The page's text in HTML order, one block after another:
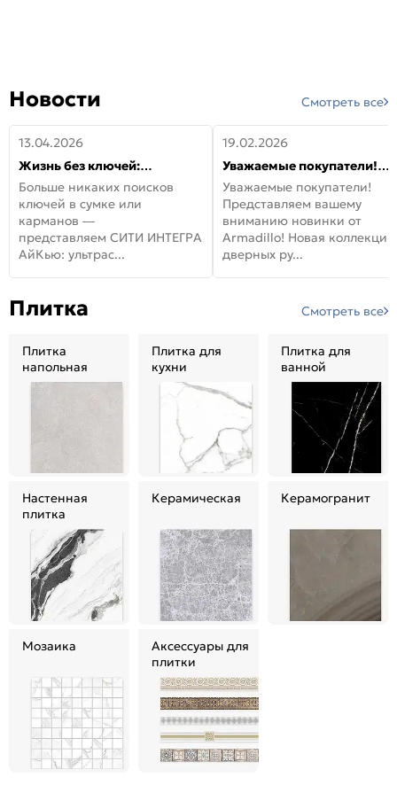
Новости Смотреть все
13.04.2026
Жизнь без ключей:
встречайте новую дверь
СИТИ ИНТЕГРА АйКью!
Больше никаких поисков
ключей в сумке или
карманов —
представляем СИТИ ИНТЕГРА
АйКью: ультрас...
19.02.2026
Уважаемые покупатели!
Представляем вашему
вниманию новинки от
Armadillo!
Уважаемые покупатели!
Представляем вашему
вниманию новинки от
Armadillo! Новая коллекция
дверных ру...
Плитка Смотреть все
Плитка
напольная
Плитка для
кухни
Плитка для
ванной
Настенная
плитка
Керамическая Керамогранит
Мозаика
Аксессуары для
плитки